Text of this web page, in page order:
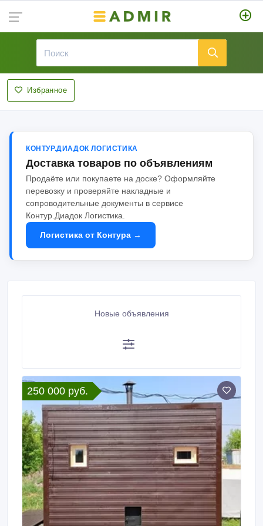
Избранное
КОНТУР.ДИАДОК ЛОГИСТИКА
Доставка товаров по объявлениям
Продаёте или покупаете на доске? Оформляйте
перевозку и проверяйте накладные и
сопроводительные документы в сервисе
Контур.Диадок Логистика.
Логистика от Контура →
Новые объявления
250 000 руб.